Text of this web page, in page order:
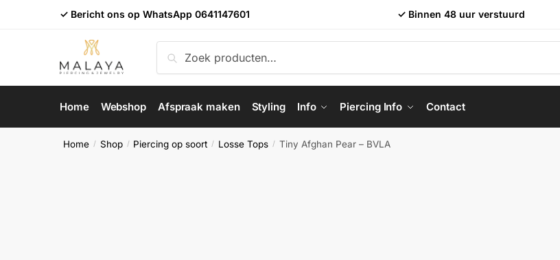
✓ Bericht ons op WhatsApp 0641147601 ✓ Binnen 48 uur verstuurd
naar:
Zoeken
Home Webshop Afspraak maken Styling Info Piercing Info Contact
Home / Shop / Piercing op soort / Losse Tops / Tiny Afghan Pear – BVLA